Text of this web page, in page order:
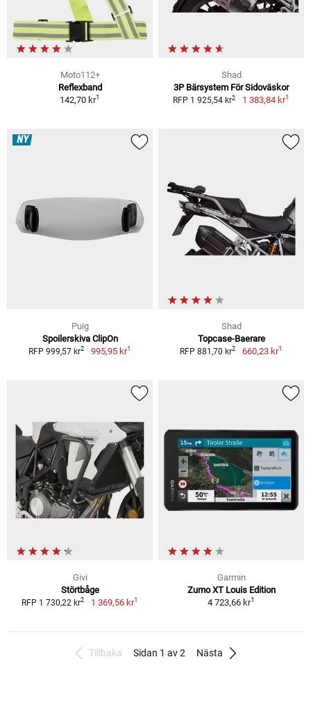
Moto112+
Reflexband
142,70 kr1
Shad
3P Bärsystem För Sidoväskor
RFP 1 925,54 kr2 1 383,84 kr1
NY
Puig
Spoilerskiva ClipOn
RFP 999,57 kr2 995,95 kr1
Shad
Topcase-Baerare
RFP 881,70 kr2 660,23 kr1
Givi
Störtbåge
RFP 1 730,22 kr2 1 369,56 kr1
Garmin
Zumo XT Louis Edition
4 723,66 kr1
Tillbaka Sidan 1 av 2 Nästa